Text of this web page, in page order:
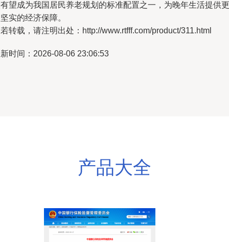
望成为我国居民养老规划的标准配置之一，为晚年生活提供更
实的经济保障。
转载，请注明出处：http://www.rtfff.com/product/311.html
时间：2026-08-06 23:06:53
产品大全